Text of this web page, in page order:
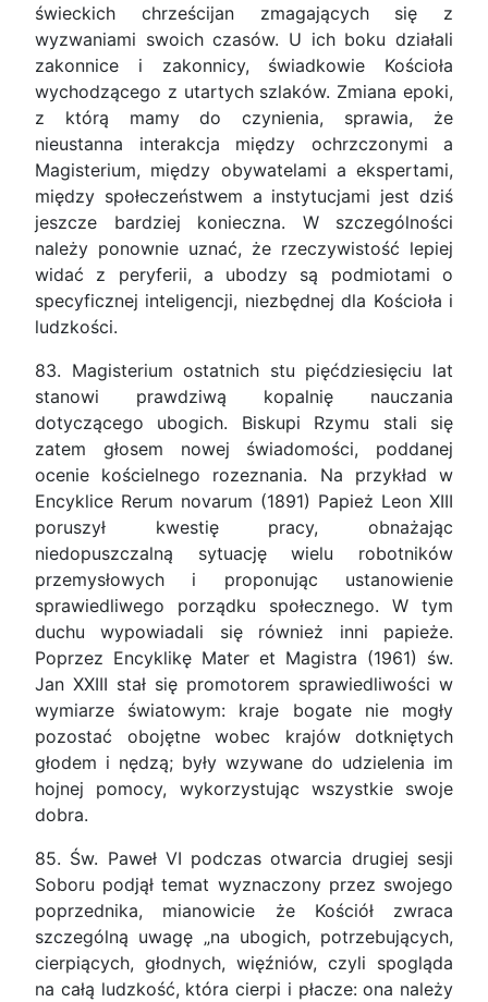
świeckich chrześcijan zmagających się z
wyzwaniami swoich czasów. U ich boku działali
zakonnice i zakonnicy, świadkowie Kościoła
wychodzącego z utartych szlaków. Zmiana epoki,
z którą mamy do czynienia, sprawia, że
nieustanna interakcja między ochrzczonymi a
Magisterium, między obywatelami a ekspertami,
między społeczeństwem a instytucjami jest dziś
jeszcze bardziej konieczna. W szczególności
należy ponownie uznać, że rzeczywistość lepiej
widać z peryferii, a ubodzy są podmiotami o
specyficznej inteligencji, niezbędnej dla Kościoła i
ludzkości.
83. Magisterium ostatnich stu pięćdziesięciu lat
stanowi prawdziwą kopalnię nauczania
dotyczącego ubogich. Biskupi Rzymu stali się
zatem głosem nowej świadomości, poddanej
ocenie kościelnego rozeznania. Na przykład w
Encyklice Rerum novarum (1891) Papież Leon XIII
poruszył kwestię pracy, obnażając
niedopuszczalną sytuację wielu robotników
przemysłowych i proponując ustanowienie
sprawiedliwego porządku społecznego. W tym
duchu wypowiadali się również inni papieże.
Poprzez Encyklikę Mater et Magistra (1961) św.
Jan XXIII stał się promotorem sprawiedliwości w
wymiarze światowym: kraje bogate nie mogły
pozostać obojętne wobec krajów dotkniętych
głodem i nędzą; były wzywane do udzielenia im
hojnej pomocy, wykorzystując wszystkie swoje
dobra.
85. Św. Paweł VI podczas otwarcia drugiej sesji
Soboru podjął temat wyznaczony przez swojego
poprzednika, mianowicie że Kościół zwraca
szczególną uwagę „na ubogich, potrzebujących,
cierpiących, głodnych, więźniów, czyli spogląda
na całą ludzkość, która cierpi i płacze: ona należy